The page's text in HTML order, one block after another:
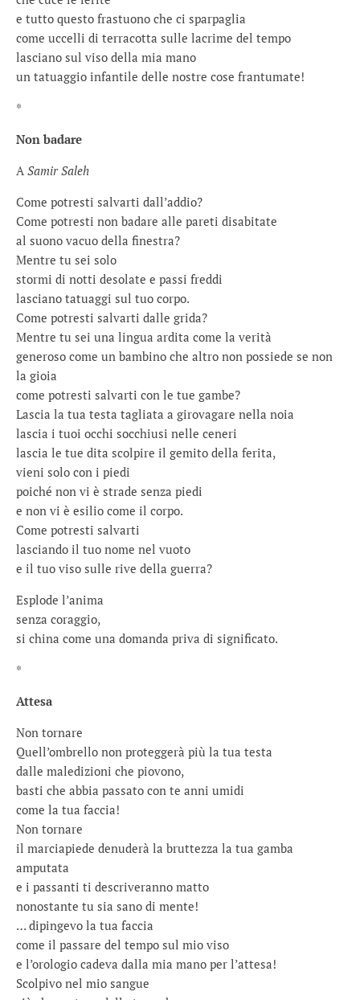
e tutto questo frastuono che ci sparpaglia
come uccelli di terracotta sulle lacrime del tempo
lasciano sul viso della mia mano
un tatuaggio infantile delle nostre cose frantumate!
*
Non badare
ASamir Saleh
Come potresti salvarti dall’addio?
Come potresti non badare alle pareti disabitate
al suono vacuo della finestra?
Mentre tu sei solo
stormi di notti desolate e passi freddi
lasciano tatuaggi sul tuo corpo.
Come potresti salvarti dalle grida?
Mentre tu sei una lingua ardita come la verità
generoso come un bambino che altro non possiede se non
la gioia
come potresti salvarti con le tue gambe?
Lascia la tua testa tagliata a girovagare nella noia
lascia i tuoi occhi socchiusi nelle ceneri
lascia le tue dita scolpire il gemito della ferita,
vieni solo con i piedi
poiché non vi è strade senza piedi
e non vi è esilio come il corpo.
Come potresti salvarti
lasciando il tuo nome nel vuoto
e il tuo viso sulle rive della guerra?
Esplode l’anima
senza coraggio,
si china come una domanda priva di significato.
*
Attesa
Non tornare
Quell’ombrello non proteggerà più la tua testa
dalle maledizioni che piovono,
basti che abbia passato con te anni umidi
come la tua faccia!
Non tornare
il marciapiede denuderà la bruttezza la tua gamba
amputata
e i passanti ti descriveranno matto
nonostante tu sia sano di mente!
… dipingevo la tua faccia
come il passare del tempo sul mio viso
e l’orologio cadeva dalla mia mano per l’attesa!
Scolpivo nel mio sangue